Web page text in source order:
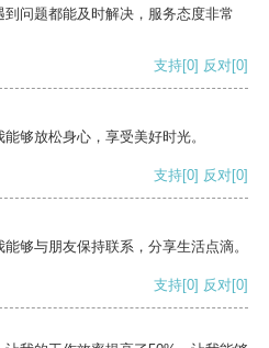
问题都能及时解决，服务态度非常
支持[0] 反对[0]
够放松身心，享受美好时光。
支持[0] 反对[0]
够与朋友保持联系，分享生活点滴。
支持[0] 反对[0]